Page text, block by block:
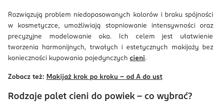
Rozwiązują problem niedopasowanych kolorów i braku spójności
w kosmetyczce, umożliwiają stopniowanie intensywności oraz
precyzyjne modelowanie oka. Ich celem jest ułatwienie
tworzenia harmonijnych, trwałych i estetycznych makijaży bez
konieczności kupowania pojedynczych cieni.
Zobacz też: Makijaż krok po kroku – od A do ust
Rodzaje palet cieni do powiek – co wybrać?